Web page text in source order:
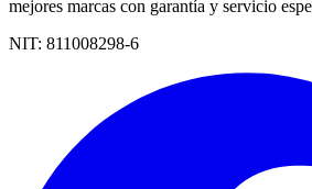
mejores marcas con garantía y servicio
NIT: 811008298-6